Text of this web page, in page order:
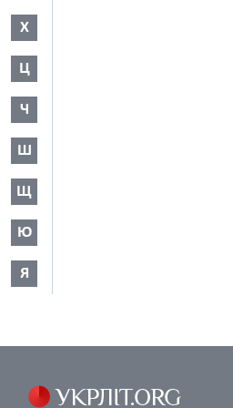
Х
Ц
Ч
Ш
Щ
Ю
Я